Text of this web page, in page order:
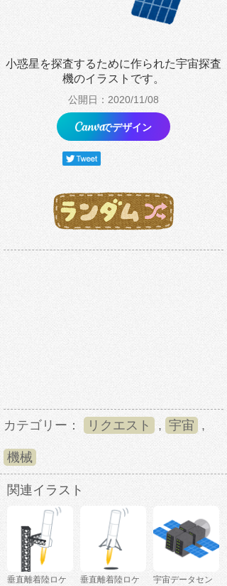
小惑星を探査するために作られた宇宙探査
機のイラストです。
公開日：2020/11/08
でデザイン
カテゴリー： リクエスト , 宇宙 ,
機械
関連イラスト
垂直離着陸ロケ
垂直離着陸ロケ
宇宙データセン